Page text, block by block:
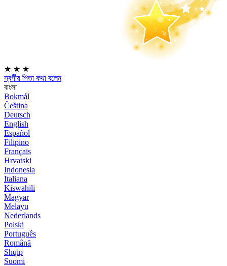
★ ★ ★
স্বর্গীয় পিতা কথা বলেন
বাংলা
Bokmål
Čeština
Deutsch
English
Español
Filipino
Français
Hrvatski
Indonesia
Italiana
Kiswahili
Magyar
Melayu
Nederlands
Polski
Português
Română
Shqip
Suomi